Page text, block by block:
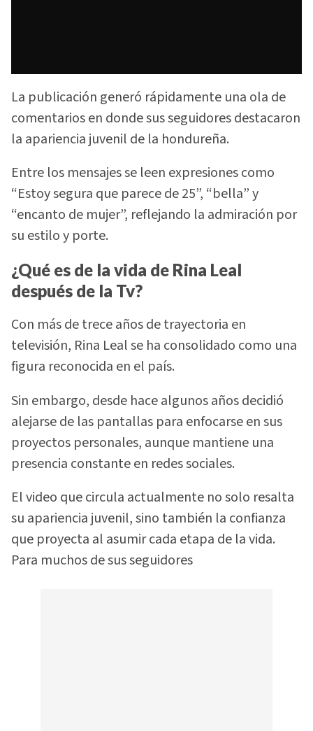
La publicación generó rápidamente una ola de
comentarios en donde sus seguidores destacaron
la apariencia juvenil de la hondureña.
Entre los mensajes se leen expresiones como
“Estoy segura que parece de 25”, “bella” y
“encanto de mujer”, reflejando la admiración por
su estilo y porte.
¿Qué es de la vida de Rina Leal
después de la Tv?
Con más de trece años de trayectoria en
televisión, Rina Leal se ha consolidado como una
figura reconocida en el país.
Sin embargo, desde hace algunos años decidió
alejarse de las pantallas para enfocarse en sus
proyectos personales, aunque mantiene una
presencia constante en redes sociales.
El video que circula actualmente no solo resalta
su apariencia juvenil, sino también la confianza
que proyecta al asumir cada etapa de la vida.
Para muchos de sus seguidores